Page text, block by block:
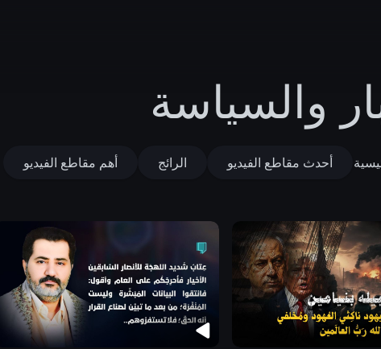
والسياسة
أحدث مقاطع الفيديو الرائج أهم مقاطع الفيديو